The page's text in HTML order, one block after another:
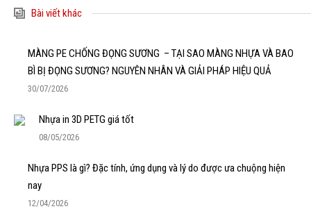
Bài viết khác
MÀNG PE CHỐNG ĐỌNG SƯƠNG – TẠI SAO MÀNG NHỰA VÀ BAO
BÌ BỊ ĐỌNG SƯƠNG? NGUYÊN NHÂN VÀ GIẢI PHÁP HIỆU QUẢ
30/07/2026
Nhựa in 3D PETG giá tốt
08/05/2026
Nhựa PPS là gì? Đặc tính, ứng dụng và lý do được ưa chuộng hiện
nay
12/04/2026